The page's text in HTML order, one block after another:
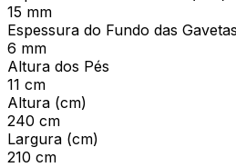
15 mm
Espessura do Fundo das
6 mm
Altura dos Pés
11 cm
Altura (cm)
240 cm
Largura (cm)
210 cm